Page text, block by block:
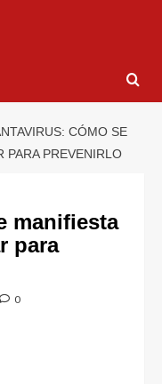
CÓMO SE
PARA PREVENIRLO
manifiesta
para
0